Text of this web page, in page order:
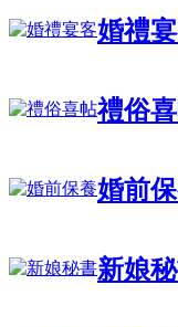
婚禮
禮俗
婚前
新娘